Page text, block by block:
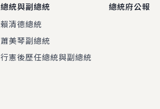
總統與副總統
賴清德總統
蕭美琴副總統
行憲後歷任總統與副總統
總統府公報